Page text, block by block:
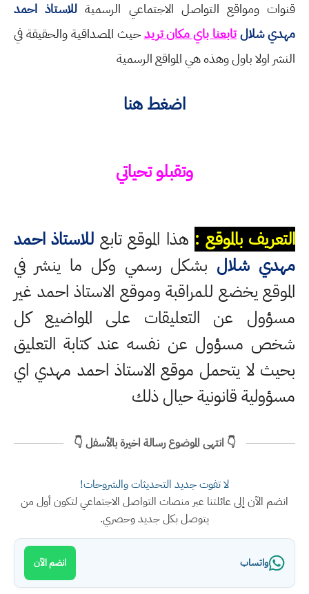
قنوات ومواقع التواصل الاجتماعي الرسمية للاستاذ احمد
مهدي شلالتابعنا باي مكان تريدحيث المصداقية والحقيقة في
النشر اولا باول وهذه هي المواقع الرسمية
اضغط هنا
وتقبلو تحياتي
التعريف بالموقع : هذا الموقع تابع للاستاذ احمد
مهدي شلال بشكل رسمي وكل ما ينشر في
الموقع يخضع للمراقبة وموقع الاستاذ احمد غير
مسؤول عن التعليقات على المواضيع كل
شخص مسؤول عن نفسه عند كتابة التعليق
بحيث لا يتحمل موقع الاستاذ احمد مهدي اي
مسؤولية قانونية حيال ذلك
👇 انتهى الموضوع رسالة اخيرة بالأسفل 👇
لا تفوت جديد التحديثات والشروحات!
انضم الآن إلى عائلتنا عبر منصات التواصل الاجتماعي لتكون أول من
يتوصل بكل جديد وحصري.
واتساب انضم الآن